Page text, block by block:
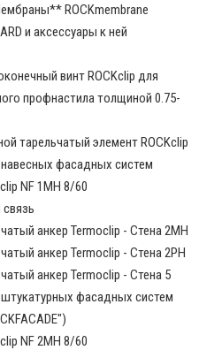
ROCKmembrane
и аксессуары к ней
винт ROCKclip для
профнастила толщиной 0.75-
тарельчатый элемент ROCKclip
фасадных систем
NF 1MH 8/60
связь
анкер Termoclip - Стена 2MH
анкер Termoclip - Стена 2PH
анкер Termoclip - Стена 5
фасадных систем
NF 2MH 8/60